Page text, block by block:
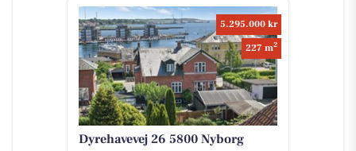
5.295.000 kr
227 m2
Dyrehavevej 26 5800 Nyborg